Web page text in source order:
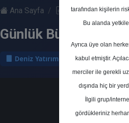
Ana Sayfa Raporlar
Günlük Bülten ve
Deniz Yatırım 08 Ekim 2025
tarafından kişilerin
Bu alanda
Ayrıca üye olan
kabul etmiştir.
merciler ile gerekli
dışında hiç bir
İlgili grup/
gördükleriniz